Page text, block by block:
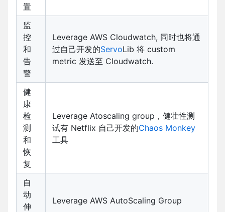
置
监
控
和
告
警
Leverage AWS Cloudwatch, 同时也将通
过自己开发的ServoLib 将 custom
metric 发送至 Cloudwatch.
健
康
检
测
和
恢
复
Leverage Atoscaling group，健壮性测
试有 Netflix 自己开发的Chaos Monkey
工具
自
动
伸
Leverage AWS AutoScaling Group